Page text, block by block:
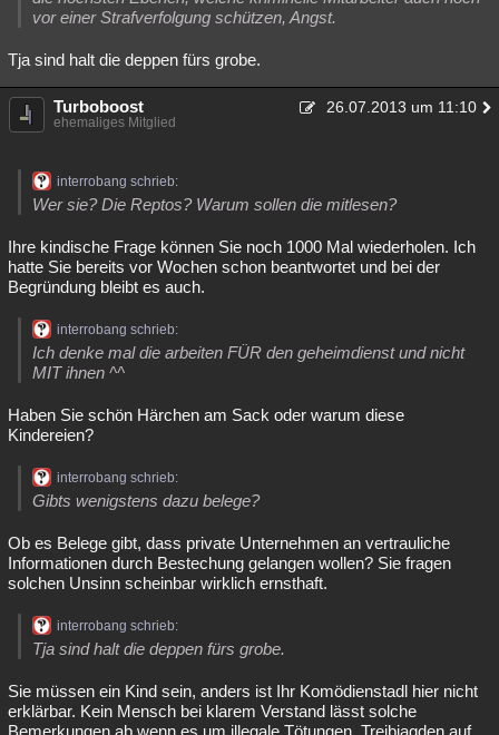
vor einer Strafverfolgung schützen, Angst.
Tja sind halt die deppen fürs grobe.
Turboboost 26.07.2013 um 11:10
ehemaliges Mitglied
interrobang schrieb:
Wer sie? Die Reptos? Warum sollen die mitlesen?
Ihre kindische Frage können Sie noch 1000 Mal wiederholen. Ich
hatte Sie bereits vor Wochen schon beantwortet und bei der
Begründung bleibt es auch.
interrobang schrieb:
Ich denke mal die arbeiten FÜR den geheimdienst und nicht
MIT ihnen ^^
Haben Sie schön Härchen am Sack oder warum diese
Kindereien?
interrobang schrieb:
Gibts wenigstens dazu belege?
Ob es Belege gibt, dass private Unternehmen an vertrauliche
Informationen durch Bestechung gelangen wollen? Sie fragen
solchen Unsinn scheinbar wirklich ernsthaft.
interrobang schrieb:
Tja sind halt die deppen fürs grobe.
Sie müssen ein Kind sein, anders ist Ihr Komödienstadl hier nicht
erklärbar. Kein Mensch bei klarem Verstand lässt solche
Bemerkungen ab wenn es um illegale Tötungen, Treibjagden auf